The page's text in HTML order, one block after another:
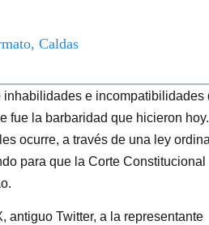
Caldas
inhabilidades e incompatibilidades
fue la barbaridad que hicieron hoy.
ocurre, a través de una ley
para que la Corte Constitucional
antiguo Twitter, a la representante